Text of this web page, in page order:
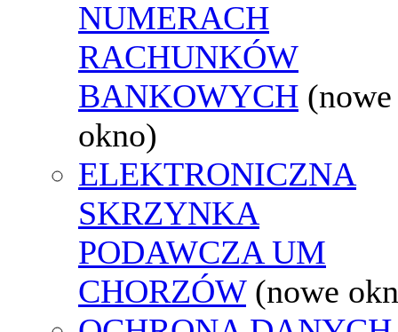
NUMERACH
RACHUNKÓW
BANKOWYCH (nowe
okno)
ELEKTRONICZNA
SKRZYNKA
PODAWCZA UM
CHORZÓW (nowe